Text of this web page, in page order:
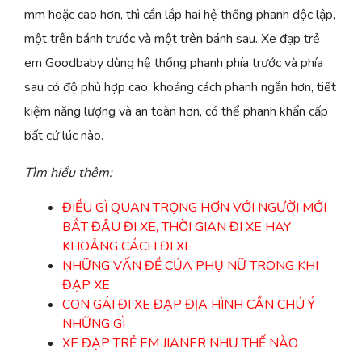
mm hoặc cao hơn, thì cần lắp hai hệ thống phanh độc lập,
một trên bánh trước và một trên bánh sau. Xe đạp trẻ
em Goodbaby dùng hệ thống phanh phía trước và phía
sau có độ phù hợp cao, khoảng cách phanh ngắn hơn, tiết
kiệm năng lượng và an toàn hơn, có thể phanh khẩn cấp
bất cứ lúc nào.
Tìm hiểu thêm:
ĐIỀU GÌ QUAN TRỌNG HƠN VỚI NGƯỜI MỚI
BẮT ĐẦU ĐI XE, THỜI GIAN ĐI XE HAY
KHOẢNG CÁCH ĐI XE
NHỮNG VẤN ĐỀ CỦA PHỤ NỮ TRONG KHI
ĐẠP XE
CON GÁI ĐI XE ĐẠP ĐỊA HÌNH CẦN CHÚ Ý
NHỮNG GÌ
XE ĐẠP TRẺ EM JIANER NHƯ THẾ NÀO